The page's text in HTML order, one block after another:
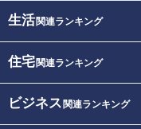
生活関連ランキング
住宅関連ランキング
ビジネス 関連ランキング